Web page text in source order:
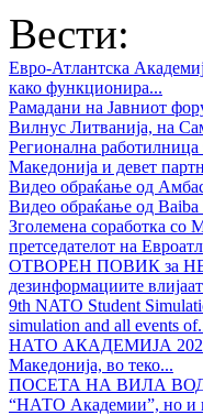
Вести:
Евро-Атлантска
како функционира...
Рамадани на Јавниот
Вилнус Литванија, на
Регионална работилница
Македонија и девет
Видео обраќањe од
Видео обраќање од
Зголемена соработка со
претседателот на
ОТВОРЕН ПОВИК за
дезинформациите
9th NATO Student
simulation and all events
НАТО АКАДЕМИЈА
Македонија, во теко...
ПОСЕТА НА ВИЛА
“НАТО Академии”, но и